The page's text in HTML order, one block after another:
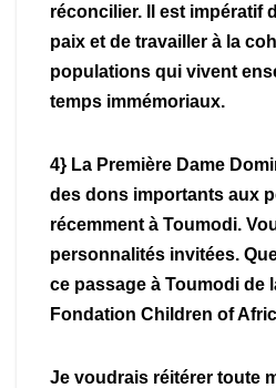
réconcilier. Il est impératif
paix et de travailler à la
populations qui vivent
temps immémoriaux.
4} La Première Dame
des dons importants aux
récemment à Toumodi.
personnalités invitées.
ce passage à Toumodi de
Fondation Children of
Je voudrais réitérer toute